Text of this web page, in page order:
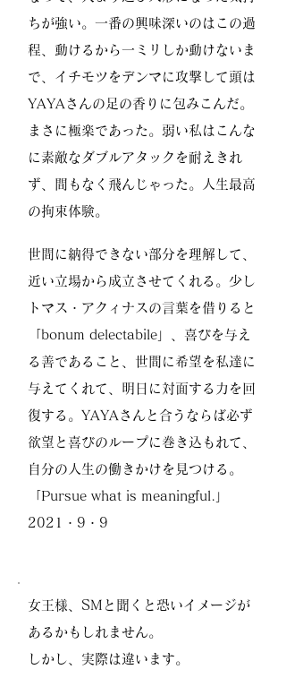
ちが強い。一番の興味深いのはこの過
程、動けるから一ミリしか動けないま
で、イチモツをデンマに攻撃して頭は
YAYAさんの足の香りに包みこんだ。
まさに極楽であった。弱い私はこんな
に素敵なダブルアタックを耐えきれ
ず、間もなく飛んじゃった。人生最高
の拘束体験。
世間に納得できない部分を理解して、
近い立場から成立させてくれる。少し
トマス・アクィナスの言葉を借りると
「bonum delectabile」、喜びを与え
る善であること、世間に希望を私達に
与えてくれて、明日に対面する力を回
復する。YAYAさんと合うならば必ず
欲望と喜びのループに巻き込もれて、
自分の人生の働きかけを見つける。
「Pursue what is meaningful.」
2021・9・9
女王様、SMと聞くと恐いイメージが
あるかもしれません。
しかし、実際は違います。